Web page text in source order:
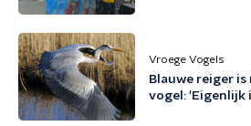
Vroege Vogels
Blauwe reiger
vogel: 'Eigenlijk